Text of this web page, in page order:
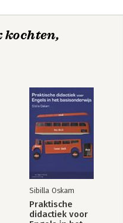
Over leiderschap
kochten,
Sibilla Oskam
Praktische
didactiek voor